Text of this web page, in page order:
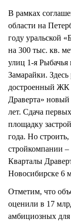
В рамках
области на
году уральской
на 300 тыс. кв.
улиц 1-я Рыбачья
Замарайки.
достроенный ЖК
Драверта» новый
лет. Сдача
площадку
года. Но
стройкомпании
Кварталы
Новосибирске 6
Отметим, что
оценили в 17
амбициозных